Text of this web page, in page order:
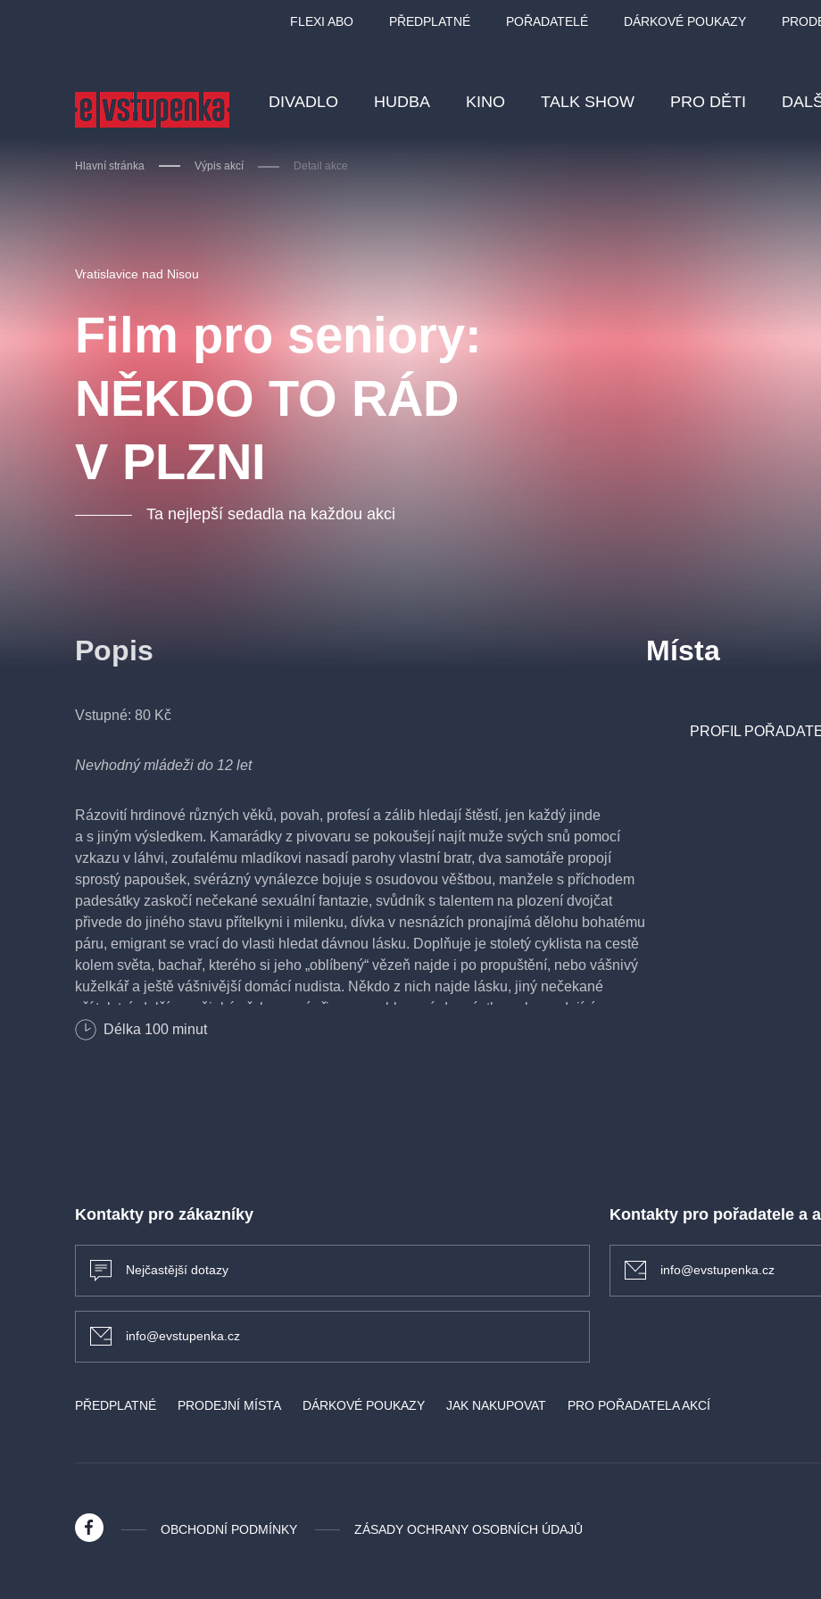
FLEXI ABO PŘEDPLATNÉ POŘADATELÉ DÁRKOVÉ POUKAZY
DIVADLO HUDBA KINO TALK SHOW PRO DĚTI
Hlavní stránka Výpis akcí Detail akce
Vratislavice nad Nisou
Film pro seniory:
NĚKDO TO RÁD
V PLZNI
Ta nejlepší sedadla na každou akci
Popis
Vstupné: 80 Kč
Nevhodný mládeži do 12 let
Rázovití hrdinové různých věků, povah, profesí a zálib hledají štěstí, jen každý jinde
a s jiným výsledkem. Kamarádky z pivovaru se pokoušejí najít muže svých snů pomocí
vzkazu v láhvi, zoufalému mladíkovi nasadí parohy vlastní bratr, dva samotáře propojí
sprostý papoušek, svérázný vynálezce bojuje s osudovou věštbou, manžele s příchodem
padesátky zaskočí nečekané sexuální fantazie, svůdník s talentem na plození dvojčat
přivede do jiného stavu přítelkyni i milenku, dívka v nesnázích pronajímá dělohu bohatému
páru, emigrant se vrací do vlasti hledat dávnou lásku. Doplňuje je stoletý cyklista na cestě
kolem světa, bachař, kterého si jeho „oblíbený“ vězeň najde i po propuštění, nebo vášnivý
kuželkář a ještě vášnivější domácí nudista. Někdo z nich najde lásku, jiný nečekané
přátelství, dalšímu nějaké překvapení přinese vychlazená dvanáctka nebo padající
hvězda.Délka 100 minut
Místa
PROFIL
Kontakty pro zákazníky
Nejčastější dotazy
info@evstupenka.cz
Kontakty pro pořadatele a
info@evstupenka.cz
PŘEDPLATNÉ PRODEJNÍ MÍSTA DÁRKOVÉ POUKAZY JAK NAKUPOVAT PRO POŘADATELA AKCÍ
OBCHODNÍ PODMÍNKY ZÁSADY OCHRANY OSOBNÍCH ÚDAJŮ
divadlo premiéra klasickáhudba